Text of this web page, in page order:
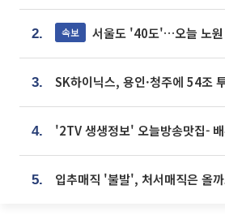
2. 속보 서울도 '40도'…오늘 노
3.
4.
5. 입추매직 '불발', 처서매직은 올